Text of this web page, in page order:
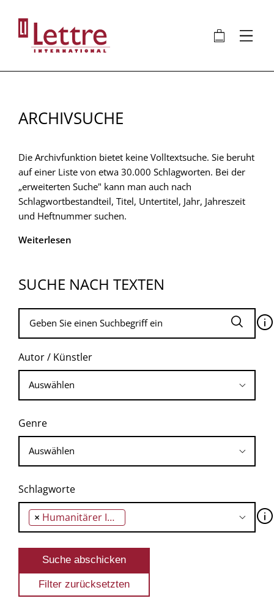
Inhalt
🛍 ⋮
ARCHIVSUCHE
Die Archivfunktion bietet keine Volltextsuche. Sie beruht
auf einer Liste von etwa 30.000 Schlagworten. Bei der
„erweiterten Suche" kann man auch nach
Schlagwortbestandteil, Titel, Untertitel, Jahr, Jahreszeit
und Heftnummer suchen.
Weiterlesen
SUCHE NACH TEXTEN
🛈
Autor / Künstler
Genre
Schlagworte
× Humanitärer Interventionismus 🛈